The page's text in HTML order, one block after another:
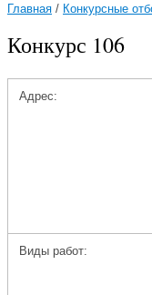
Главная / Конкурсные
Конкурс 106
Адрес:
Виды работ: